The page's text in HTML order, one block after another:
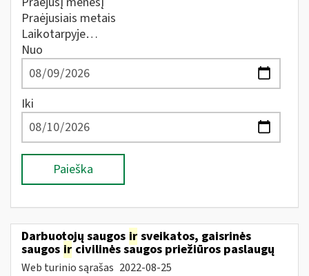
Praėjusiais metais
Laikotarpyje…
Nuo
Iki
Paieška
Darbuotojų saugos ir sveikatos, gaisrinės
saugos ir civilinės saugos priežiūros paslaugų
Web turinio sąrašas 2022-08-25